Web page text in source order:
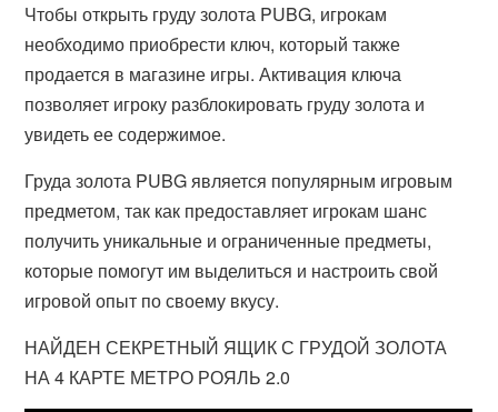
Чтобы открыть груду золота PUBG, игрокам
необходимо приобрести ключ, который также
продается в магазине игры. Активация ключа
позволяет игроку разблокировать груду золота и
увидеть ее содержимое.
Груда золота PUBG является популярным игровым
предметом, так как предоставляет игрокам шанс
получить уникальные и ограниченные предметы,
которые помогут им выделиться и настроить свой
игровой опыт по своему вкусу.
НАЙДЕН СЕКРЕТНЫЙ ЯЩИК С ГРУДОЙ ЗОЛОТА
НА 4 КАРТЕ МЕТРО РОЯЛЬ 2.0